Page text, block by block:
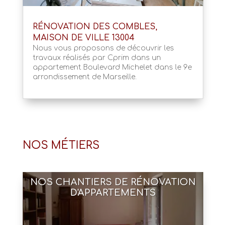
RÉNOVATION DES COMBLES,
MAISON DE VILLE 13004
Nous vous proposons de découvrir les
travaux réalisés par Cprim dans un
appartement Boulevard Michelet dans le 9e
arrondissement de Marseille.
NOS MÉTIERS
NOS CHANTIERS DE RÉNOVATION
D'APPARTEMENTS